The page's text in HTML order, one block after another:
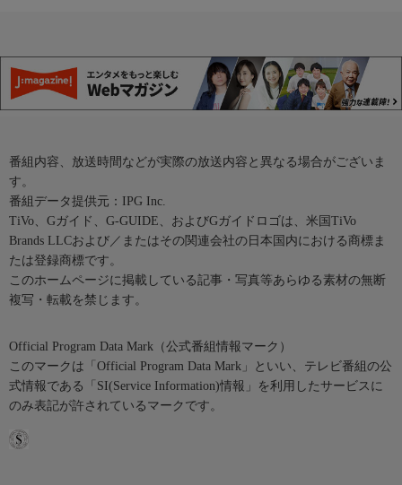
番組内容、放送時間などが実際の放送内容と異なる場合がございま
す。
番組データ提供元：IPG Inc.
TiVo、Gガイド、G-GUIDE、およびGガイドロゴは、米国TiVo
Brands LLCおよび／またはその関連会社の日本国内における商標ま
たは登録商標です。
このホームページに掲載している記事・写真等あらゆる素材の無断
複写・転載を禁じます。
Official Program Data Mark（公式番組情報マーク）
このマークは「Official Program Data Mark」といい、テレビ番組の公
式情報である「SI(Service Information)情報」を利用したサービスに
のみ表記が許されているマークです。